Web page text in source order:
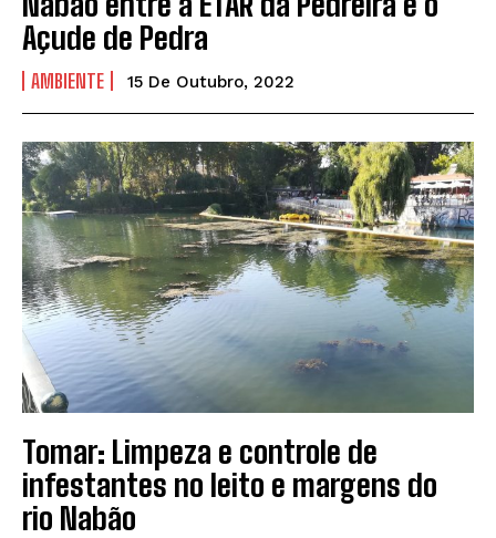
Açude de Pedra
AMBIENTE 15 De Outubro, 2022
Tomar: Limpeza e controle de
infestantes no leito e margens do
rio Nabão